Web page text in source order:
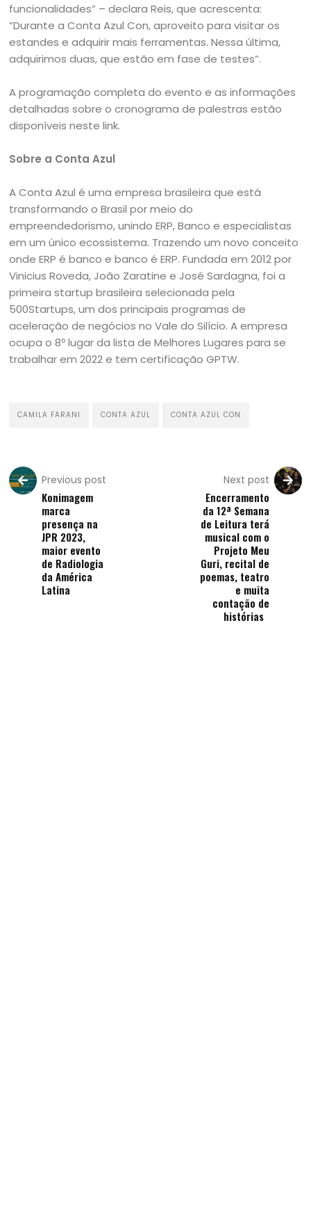
funcionalidades” – declara Reis, que acrescenta:
“Durante a Conta Azul Con, aproveito para visitar os
estandes e adquirir mais ferramentas. Nessa última,
adquirimos duas, que estão em fase de testes”.
A programação completa do evento e as informações
detalhadas sobre o cronograma de palestras estão
disponíveis neste link.
Sobre a Conta Azul
A Conta Azul é uma empresa brasileira que está
transformando o Brasil por meio do
empreendedorismo, unindo ERP, Banco e especialistas
em um único ecossistema. Trazendo um novo conceito
onde ERP é banco e banco é ERP. Fundada em 2012 por
Vinicius Roveda, João Zaratine e José Sardagna, foi a
primeira startup brasileira selecionada pela
500Startups, um dos principais programas de
aceleração de negócios no Vale do Silício. A empresa
ocupa o 8º lugar da lista de Melhores Lugares para se
trabalhar em 2022 e tem certificação GPTW.
CAMILA FARANI CONTA AZUL CONTA AZUL CON
Previous post
Konimagem
marca
presença na
JPR 2023,
maior evento
de Radiologia
da América
Latina
Next post
Encerramento
da 12ª Semana
de Leitura terá
musical com o
Projeto Meu
Guri, recital de
poemas, teatro
e muita
contação de
histórias